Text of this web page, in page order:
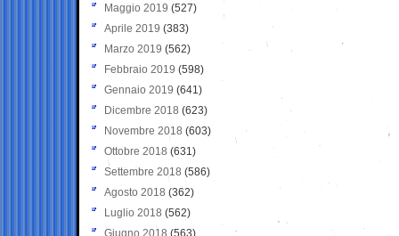
Maggio 2019 (527)
Aprile 2019 (383)
Marzo 2019 (562)
Febbraio 2019 (598)
Gennaio 2019 (641)
Dicembre 2018 (623)
Novembre 2018 (603)
Ottobre 2018 (631)
Settembre 2018 (586)
Agosto 2018 (362)
Luglio 2018 (562)
Giugno 2018 (563)